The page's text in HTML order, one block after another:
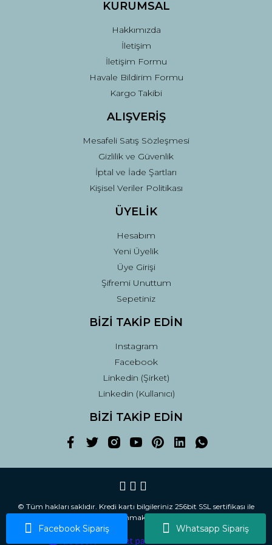
Whatsapp Sipariş
Facebook Sipariş
Gönder
KURUMSAL
Hakkımızda
İletişim
İletişim Formu
Havale Bildirim Formu
Kargo Takibi
ALIŞVERİŞ
Mesafeli Satış Sözleşmesi
Gizlilik ve Güvenlik
İptal ve İade Şartları
Kişisel Veriler Politikası
ÜYELİK
Hesabım
Yeni Üyelik
Üye Girişi
Şifremi Unuttum
Sepetiniz
BİZİ TAKİP EDİN
Instagram
Facebook
Linkedin (Şirket)
Linkedin (Kullanıcı)
BİZİ TAKİP EDİN
© Tüm hakları saklıdır. Kredi kartı bilgileriniz 256bit SSL sertifikası ile
korunmaktadır.